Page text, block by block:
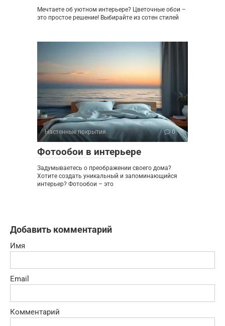
Мечтаете об уютном интерьере? Цветочные обои –
это простое решение! Выбирайте из сотен стилей
Настенные покрытия 0
Фотообои в интерьере
Задумываетесь о преображении своего дома?
Хотите создать уникальный и запоминающийся
интерьер? Фотообои – это
Добавить комментарий
Имя
Email
Комментарий